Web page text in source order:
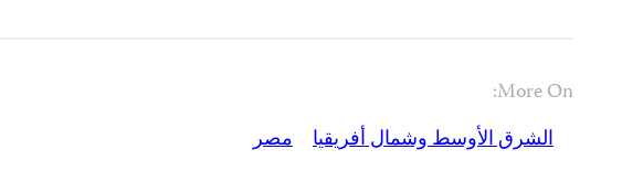
More On:
الشرق الأوسط وشمال أفريقيا
مصر